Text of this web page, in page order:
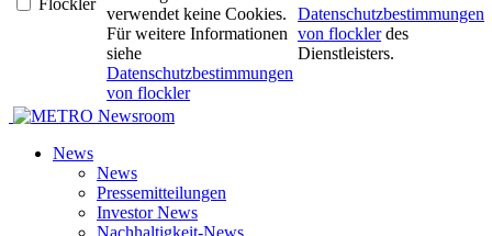
Flockler
verwendet keine Cookies.
Für weitere Informationen
siehe
Datenschutzbestimmungen
von flockler
Datenschutzbestimmungen
von flocklerdes
Dienstleisters.
Newsroom
News
News
Pressemitteilungen
Investor News
Nachhaltigkeit-News